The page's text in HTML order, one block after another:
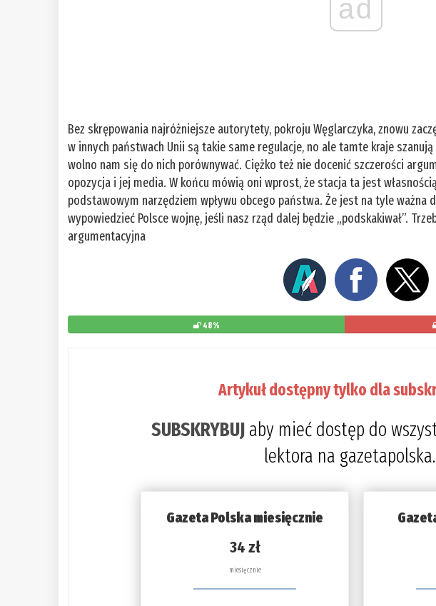
ad
Bez skrępowania najróżniejsze autorytety, pokroju Węglarczyka, znowu
w innych państwach Unii są takie same regulacje, no ale tamte kraje
wolno nam się do nich porównywać. Ciężko też nie docenić szczerości
opozycja i jej media. W końcu mówią oni wprost, że stacja ta jest
podstawowym narzędziem wpływu obcego państwa. Że jest na tyle
wypowiedzieć Polsce wojnę, jeśli nasz rząd dalej będzie „podskakiwał”.
argumentacyjna
48%
Artykuł dostępny tylko dla
SUBSKRYBUJ aby mieć dostęp do
lektora na
Gazeta Polska miesięcznie
34 zł
miesięcznie